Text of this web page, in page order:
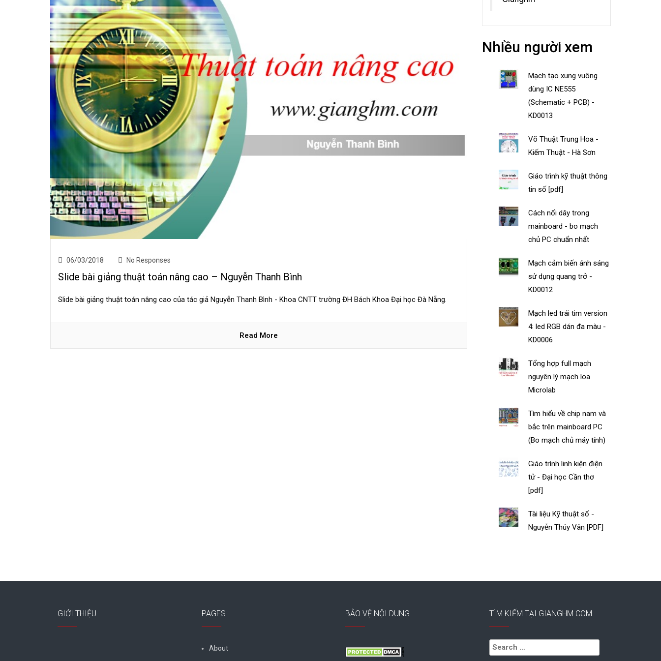
06/03/2018 No Responses
Slide bài giảng thuật toán nâng cao – Nguyễn Thanh Bình
Slide bài giảng thuật toán nâng cao của tác giả Nguyễn Thanh Bình - Khoa CNTT trường ĐH Bách Khoa Đại học Đà Nẵng.
Read More
Nhiều người xem
Mạch tạo xung vuông
dùng IC NE555
(Schematic + PCB) -
KD0013
Võ Thuật Trung Hoa -
Kiếm Thuật - Hà Sơn
Giáo trình kỹ thuật thông
tin số [pdf]
Cách nối dây trong
mainboard - bo mạch
chủ PC chuẩn nhất
Mạch cảm biến ánh sáng
sử dụng quang trở -
KD0012
Mạch led trái tim version
4: led RGB dán đa màu -
KD0006
Tổng hợp full mạch
nguyên lý mạch loa
Microlab
Tìm hiểu về chip nam và
bắc trên mainboard PC
(Bo mạch chủ máy tính)
Giáo trình linh kiện điện
tử - Đại học Cần thơ
[pdf]
Tài liệu Kỹ thuật số -
Nguyễn Thúy Vân [PDF]
GIỚI THIỆU PAGES
About
BẢO VỆ NỘI DUNG TÌM KIẾM TẠI GIANGHM.COM
Search
for: